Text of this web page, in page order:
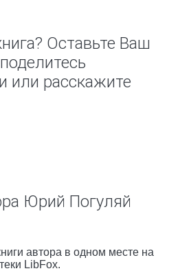
Оставьте Ваш
или расскажите
Юрий Погуляй
автора в одном месте на
LibFox.